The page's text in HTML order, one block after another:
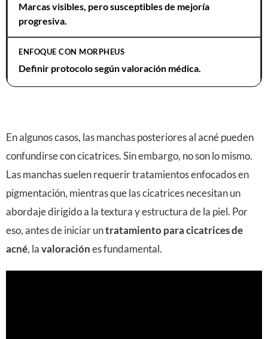
Marcas visibles, pero susceptibles de mejoría
progresiva.
Definir protocolo según valoración médica.
En algunos casos, las manchas posteriores al acné pueden
confundirse con cicatrices. Sin embargo, no son lo mismo.
Las manchas suelen requerir tratamientos enfocados en
pigmentación, mientras que las cicatrices necesitan un
abordaje dirigido a la textura y estructura de la piel. Por
eso, antes de iniciar untratamiento para cicatrices de
acné, lavaloraciónes fundamental.